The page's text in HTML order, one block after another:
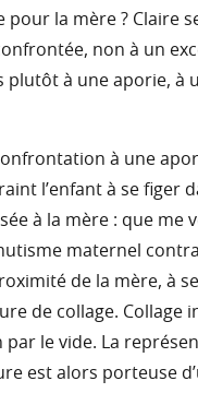
pour la mère ? Claire
non à un
plutôt à une aporie, à
à une
l’enfant à se figer
à la mère : que me
maternel
de la mère, à
de collage. Collage
par le vide. La
est alors porteuse